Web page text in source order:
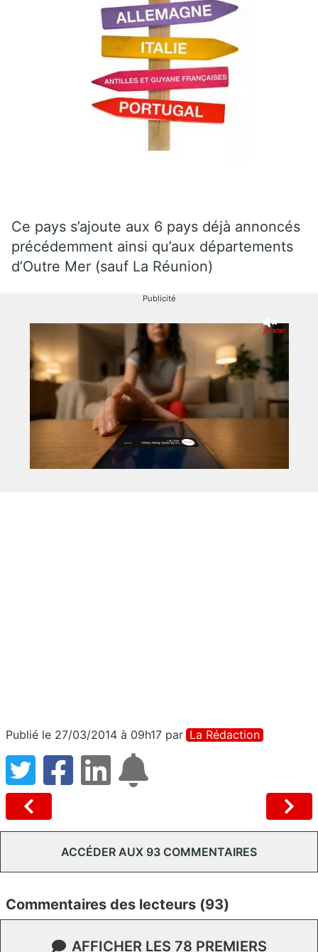
Ce pays s’ajoute aux 6 pays déjà annoncés
précédemment ainsi qu’aux départements
d’Outre Mer (sauf La Réunion)
Publicité
Publié le 27/03/2014 à 09h17 par La Rédaction
ACCÉDER AUX 93 COMMENTAIRES
Commentaires des lecteurs (93)
AFFICHER LES 78 PREMIERS